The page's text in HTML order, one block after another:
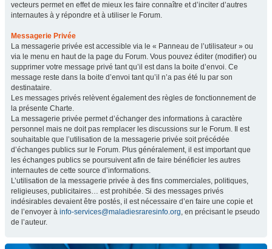
vecteurs permet en effet de mieux les faire connaître et d’inciter d’autres
internautes à y répondre et à utiliser le Forum.
Messagerie Privée
La messagerie privée est accessible via le « Panneau de l’utilisateur » ou
via le menu en haut de la page du Forum. Vous pouvez éditer (modifier) ou
supprimer votre message privé tant qu’il est dans la boite d’envoi. Ce
message reste dans la boite d’envoi tant qu’il n’a pas été lu par son
destinataire.
Les messages privés relèvent également des règles de fonctionnement de
la présente Charte.
La messagerie privée permet d’échanger des informations à caractère
personnel mais ne doit pas remplacer les discussions sur le Forum. Il est
souhaitable que l’utilisation de la messagerie privée soit précédée
d’échanges publics sur le Forum. Plus généralement, il est important que
les échanges publics se poursuivent afin de faire bénéficier les autres
internautes de cette source d’informations.
L’utilisation de la messagerie privée à des fins commerciales, politiques,
religieuses, publicitaires… est prohibée. Si des messages privés
indésirables devaient être postés, il est nécessaire d’en faire une copie et
de l’envoyer à info-services@maladiesraresinfo.org, en précisant le pseudo
de l’auteur.